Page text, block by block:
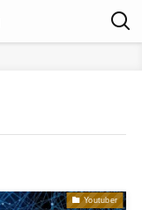
Youtuber